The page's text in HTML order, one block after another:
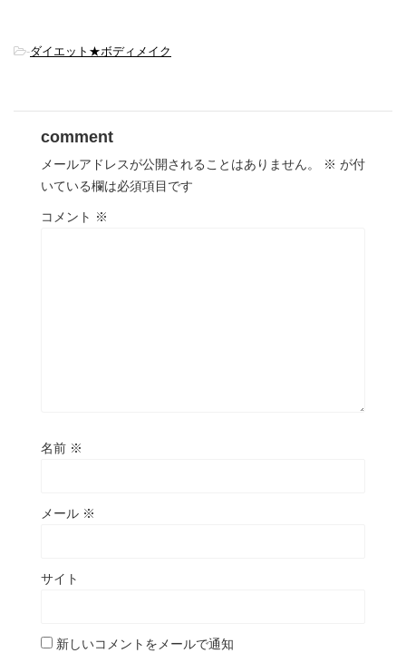
-ダイエット★ボディメイク
comment
メールアドレスが公開されることはありません。 ※ が付
いている欄は必須項目です
コメント ※
名前 ※
メール ※
サイト
新しいコメントをメールで通知